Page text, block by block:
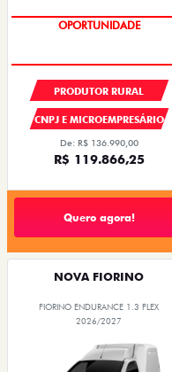
OPORTUNIDADE
PRODUTOR RURAL
CNPJ E MICROEMPRESÁRIO
De: R$ 136.990,00
R$ 119.866,25
Quero agora!
NOVA FIORINO
FIORINO ENDURANCE 1.3 FLEX
2026/2027